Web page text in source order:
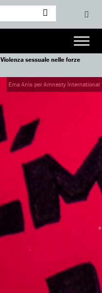
Violenza sessuale nelle forze
Ema Anis per Amnesty International